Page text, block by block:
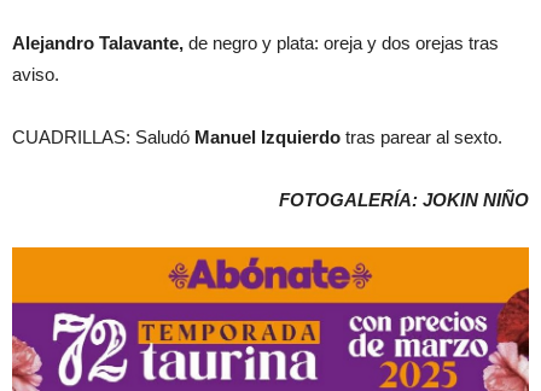
Alejandro Talavante, de negro y plata: oreja y dos orejas tras
aviso.
CUADRILLAS: Saludó Manuel Izquierdo tras parear al sexto.
FOTOGALERÍA: JOKIN NIÑO